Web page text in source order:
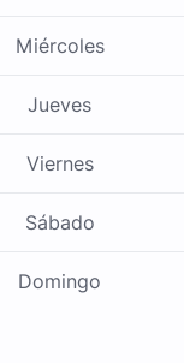
Miércoles
Jueves
Viernes
Sábado
Domingo